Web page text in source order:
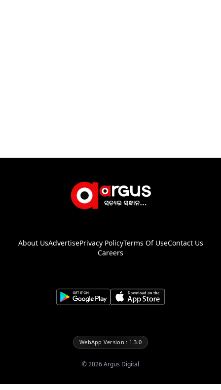
About UsAdvertisePrivacy PolicyTerms Of UseContact Us
Careers
WebApp Version : 1.3.0
©2026Argus Digital